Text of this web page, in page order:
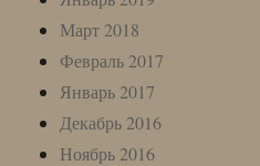
Март 2018
Февраль 2017
Январь 2017
Декабрь 2016
Ноябрь 2016